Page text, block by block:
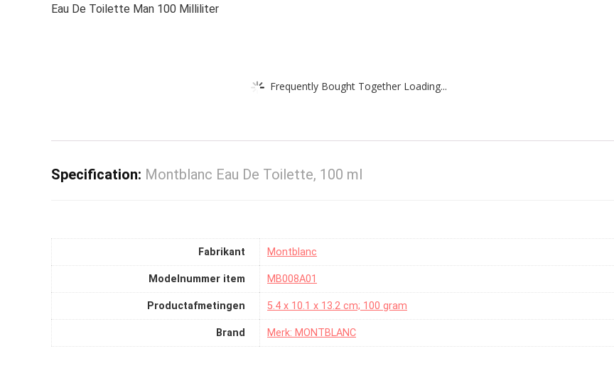
Eau De Toilette Man 100 Milliliter
Frequently Bought Together Loading...
Specification: Montblanc Eau De Toilette, 100 ml
Fabrikant ‎Montblanc
Modelnummer item ‎MB008A01
Productafmetingen ‎5.4 x 10.1 x 13.2 cm; 100 gram
Brand Merk: MONTBLANC